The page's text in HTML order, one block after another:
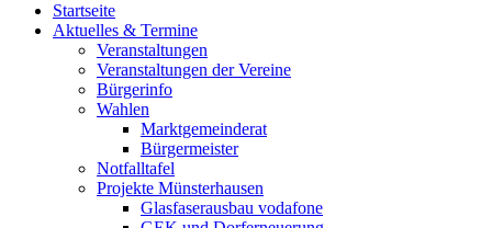
Startseite
Aktuelles & Termine
Veranstaltungen
Veranstaltungen der Vereine
Bürgerinfo
Wahlen
Marktgemeinderat
Bürgermeister
Notfalltafel
Projekte Münsterhausen
Glasfaserausbau vodafone